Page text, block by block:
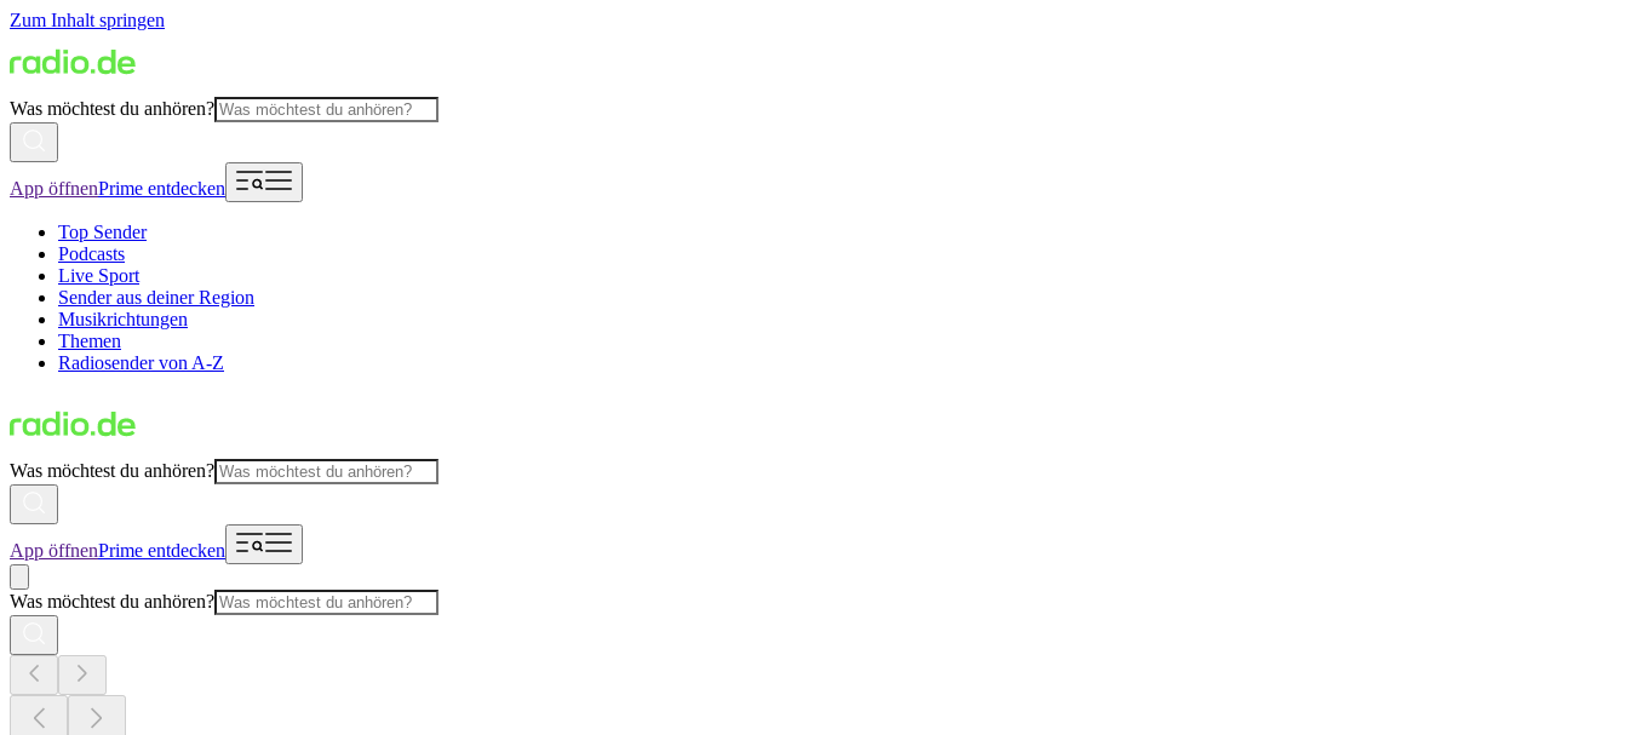
Zum Inhalt springen
Was möchtest du anhören?
App öffnenPrime entdecken
Top Sender
Podcasts
Live Sport
Sender aus deiner Region
Musikrichtungen
Themen
Radiosender von A-Z
Was möchtest du anhören?
App öffnenPrime entdecken
Was möchtest du anhören?